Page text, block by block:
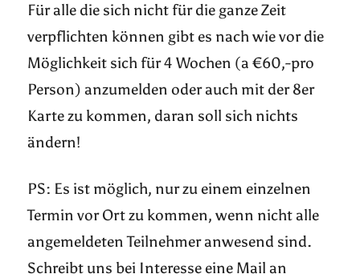
Für alle die sich nicht für die ganze Zeit
verpflichten können gibt es nach wie vor die
Möglichkeit sich für 4 Wochen (a €60,-pro
Person) anzumelden oder auch mit der 8er
Karte zu kommen, daran soll sich nichts
ändern!
PS: Es ist möglich, nur zu einem einzelnen
Termin vor Ort zu kommen, wenn nicht alle
angemeldeten Teilnehmer anwesend sind.
Schreibt uns bei Interesse eine Mail an